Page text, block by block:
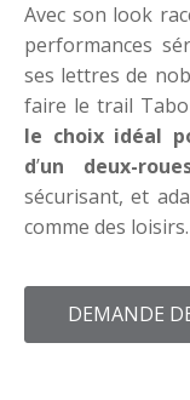
Avec son look
performances
ses lettres de
faire le trail
le choix idéal
d’un deux-
sécurisant, et
comme des loisirs.
DEMANDE